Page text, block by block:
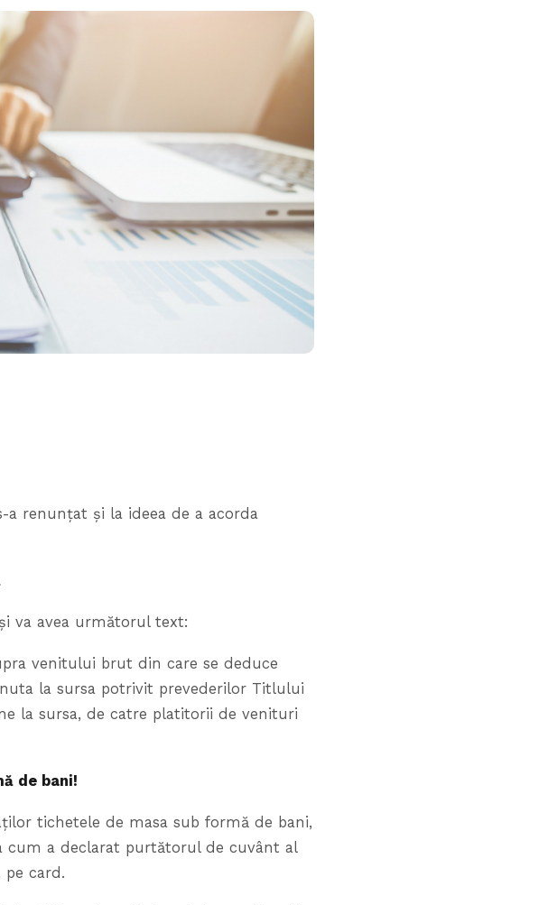
a renunțat și la ideea de a acorda
va avea următorul text:
venitului brut din care se deduce
la sursa potrivit prevederilor Titlului
la sursa, de catre platitorii de venituri
de bani!
tichetele de masa sub formă de bani,
cum a declarat purtătorul de cuvânt al
card.